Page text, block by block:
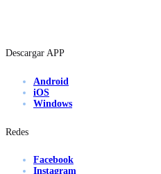
Descargar APP
Android
iOS
Windows
Redes
Facebook
Instagram